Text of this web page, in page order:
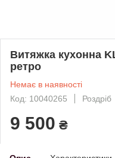
Витяжка кухонна
ретро
Немає в наявності
Код: 10040265
Роздріб
9 500 ₴